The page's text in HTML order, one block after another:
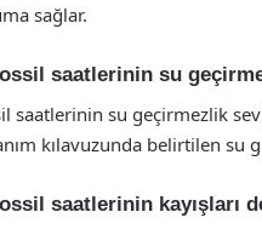
sağlar.
saatlerinin su
saatlerinin su geçirmezlik
kılavuzunda belirtilen su
saatlerinin kayışları